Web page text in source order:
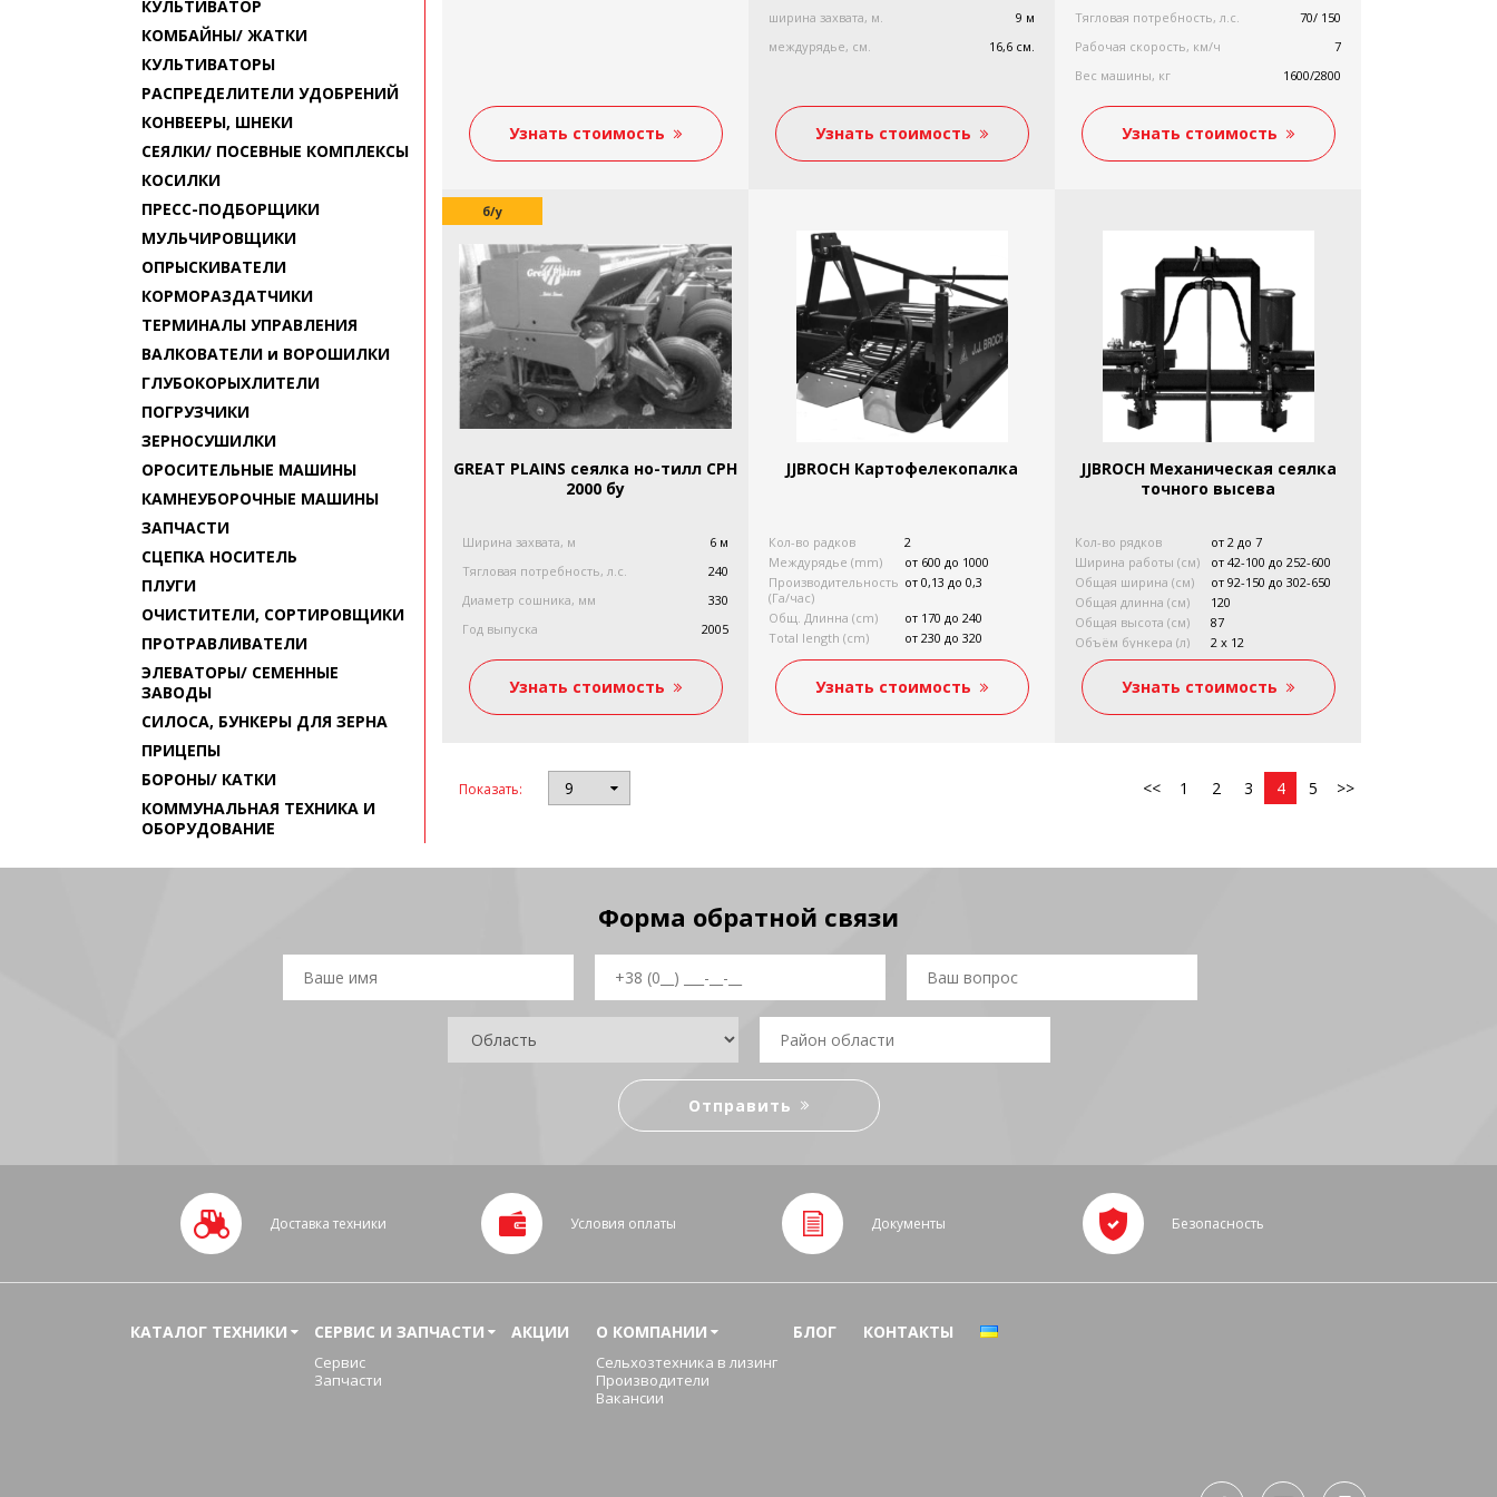
КУЛЬТИВАТОР
КОМБАЙНЫ/ ЖАТКИ
КУЛЬТИВАТОРЫ
РАСПРЕДЕЛИТЕЛИ УДОБРЕНИЙ
КОНВЕЕРЫ, ШНЕКИ
СЕЯЛКИ/ ПОСЕВНЫЕ КОМПЛЕКСЫ
КОСИЛКИ
ПРЕСС-ПОДБОРЩИКИ
МУЛЬЧИРОВЩИКИ
ОПРЫСКИВАТЕЛИ
КОРМОРАЗДАТЧИКИ
ТЕРМИНАЛЫ УПРАВЛЕНИЯ
ВАЛКОВАТЕЛИ и ВОРОШИЛКИ
ГЛУБОКОРЫХЛИТЕЛИ
ПОГРУЗЧИКИ
ЗЕРНОСУШИЛКИ
ОРОСИТЕЛЬНЫЕ МАШИНЫ
КАМНЕУБОРОЧНЫЕ МАШИНЫ
ЗАПЧАСТИ
СЦЕПКА НОСИТЕЛЬ
ПЛУГИ
ОЧИСТИТЕЛИ, СОРТИРОВЩИКИ
ПРОТРАВЛИВАТЕЛИ
ЭЛЕВАТОРЫ/ СЕМЕННЫЕ
ЗАВОДЫ
СИЛОСА, БУНКЕРЫ ДЛЯ ЗЕРНА
ПРИЦЕПЫ
БОРОНЫ/ КАТКИ
КОММУНАЛЬНАЯ ТЕХНИКА И
ОБОРУДОВАНИЕ
Узнать стоимость
ширина захвата, м.
9 м
междурядье, см.
16,6 см.
Узнать стоимость
Тягловая потребность, л.с.
70/ 150
Рабочая скорость, км/ч
7
Вес машины, кг
1600/2800
Узнать стоимость
б/у
GREAT PLAINS сеялка но-тилл CPH
2000 бу
Ширина захвата, м
6 м
Тягловая потребность, л.с.
240
Диаметр сошника, мм
330
Год выпуска
2005
Узнать стоимость
JJBROCH Картофелекопалка
Кол-во радков
2
Междурядье (mm)
от 600 до 1000
Производительность
(Гa/час)
от 0,13 до 0,3
Общ. Длинна (cm)
от 170 до 240
Total length (cm)
от 230 до 320
Площадь очистки
(mm)
от 1450 до 1890
Вес (кг)
от 590 до 810
Мощность (Л.с)
от 50 до 60
Узнать стоимость
JJBROCH Механическая сеялка
точного высева
Кол-во рядков
от 2 до 7
Ширина работы (см)
от 42-100 до 252-600
Общая ширина (см)
от 92-150 до 302-650
Общая длинна (см)
120
Общая высота (см)
87
Объём бункера (л)
2 x 12
Вес (кг)
от 120 до 410
Мощность (л.с.)
от 20 до 60
Узнать стоимость
<< 1 2 3 4 5 >>
Показать:
Форма обратной связи
Доставка техники Условия оплаты Документы Безопасность
КАТАЛОГ ТЕХНИКИ СЕРВИС И ЗАПЧАСТИ
Сервис
Запчасти
АКЦИИ О КОМПАНИИ
Сельхозтехника в лизинг
Производители
Вакансии
БЛОГ КОНТАКТЫ